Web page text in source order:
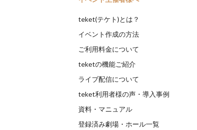
teket(テケト)とは？
イベント作成の方法
ご利用料金について
teketの機能ご紹介
ライブ配信について
teket利用者様の声・導入事例
資料・マニュアル
登録済み劇場・ホール一覧